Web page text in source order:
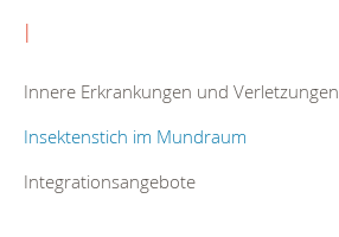
I
Innere Erkrankungen und Verletzungen
Insektenstich im Mundraum
Integrationsangebote